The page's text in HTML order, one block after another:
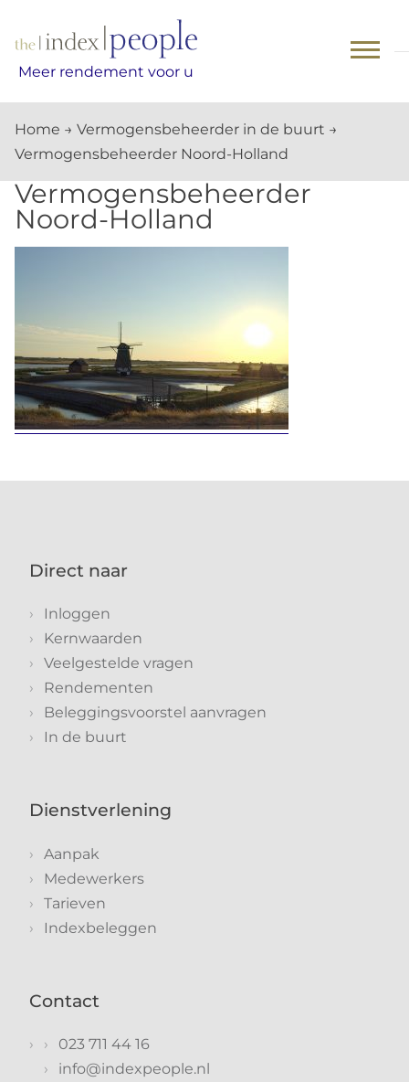
Meer rendement voor u
Home → Vermogensbeheerder in de buurt →
Vermogensbeheerder Noord-Holland
Vermogensbeheerder
Noord-Holland
Direct naar
Inloggen
Kernwaarden
Veelgestelde vragen
Rendementen
Beleggingsvoorstel aanvragen
In de buurt
Dienstverlening
Aanpak
Medewerkers
Tarieven
Indexbeleggen
Contact
023 711 44 16
info@indexpeople.nl